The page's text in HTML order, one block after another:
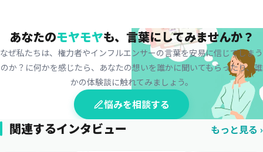
あなたのモヤモヤも、 言葉にしてみませんか？
なぜ私たちは、権力者やインフルエンサーの言葉を安易に信じてしまう
のか？に何かを感じたら、 あなたの想いを誰かに聞いてもらったり、誰
かの体験談に触れてみましょう。
悩みを相談する
関連するインタビュー もっと見る